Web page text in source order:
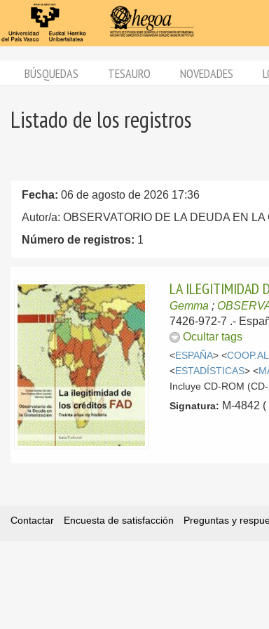
BÚSQUEDAS TESAURO NOVEDADES
Listado de los registros
Fecha: 06 de agosto de 2026 17:36
Autor/a: OBSERVATORIO DE LA DEUDA EN LA
Número de registros: 1
LA ILEGITIMIDAD
Gemma ;
7426-972-7 .-
Ocultar tags
<ESPAÑA> <
<ESTADÍSTICAS> <
Incluye CD-ROM
Signatura: M-4842
Contactar Encuesta de satisfacción Preguntas y